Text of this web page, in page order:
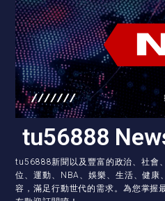
tu56888
tu56888新聞以及豐富的政治、社會
位、運動、NBA、娛樂、生活、健康
容，滿足行動世代的需求。為您掌握